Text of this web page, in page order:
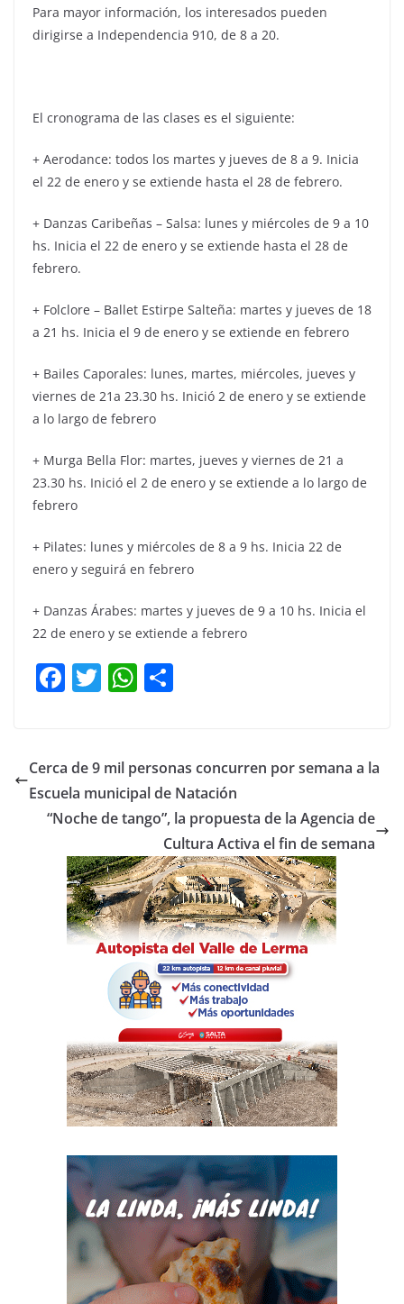
Para mayor información, los interesados pueden
dirigirse a Independencia 910, de 8 a 20.
El cronograma de las clases es el siguiente:
+ Aerodance: todos los martes y jueves de 8 a 9. Inicia
el 22 de enero y se extiende hasta el 28 de febrero.
+ Danzas Caribeñas – Salsa: lunes y miércoles de 9 a 10
hs. Inicia el 22 de enero y se extiende hasta el 28 de
febrero.
+ Folclore – Ballet Estirpe Salteña: martes y jueves de 18
a 21 hs. Inicia el 9 de enero y se extiende en febrero
+ Bailes Caporales: lunes, martes, miércoles, jueves y
viernes de 21a 23.30 hs. Inició 2 de enero y se extiende
a lo largo de febrero
+ Murga Bella Flor: martes, jueves y viernes de 21 a
23.30 hs. Inició el 2 de enero y se extiende a lo largo de
febrero
+ Pilates: lunes y miércoles de 8 a 9 hs. Inicia 22 de
enero y seguirá en febrero
+ Danzas Árabes: martes y jueves de 9 a 10 hs. Inicia el
22 de enero y se extiende a febrero
F
e
b
o
o
k
T
er
W
s
A
p
p
p
ar
tir
Cerca de 9 mil personas concurren por semana a la
Escuela municipal de Natación
“Noche de tango”, la propuesta de la Agencia de
Cultura Activa el fin de semana